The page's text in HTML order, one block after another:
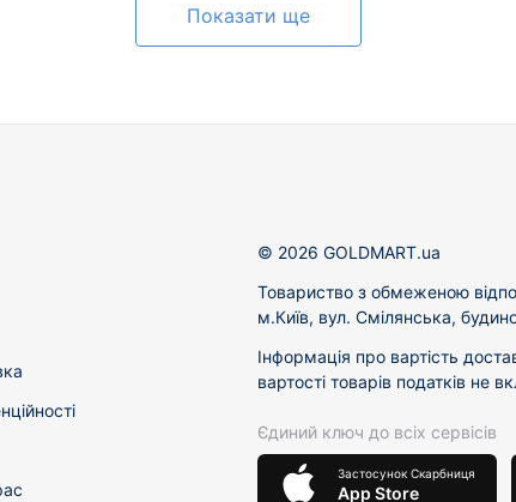
Показати ще
© 2026 GOLDMART.ua
Товариство з обмеженою
м.Київ, вул. Смілянська,
Інформація про вартість
вартості товарів податків не
Єдиний ключ до всіх сервісів
Застосунок Скарбниця
App Store